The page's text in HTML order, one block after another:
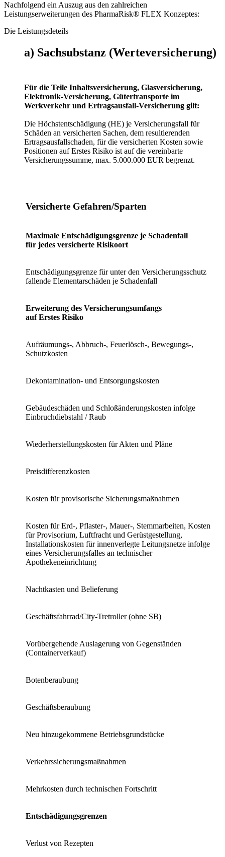
Nachfolgend ein Auszug aus den zahlreichen
Leistungserweiterungen des PharmaRisk® FLEX Konzeptes:
Die Leistungsdeteils
a) Sachsubstanz (Werteversicherung)
Für die Teile Inhaltsversicherung, Glasversicherung,
Elektronik-Versicherung, Gütertransporte im
Werkverkehr und Ertragsausfall-Versicherung gilt:
Die Höchstentschädigung (HE) je Versicherungsfall für
Schäden an versicherten Sachen, dem resultierenden
Ertragsausfallschaden, für die versicherten Kosten sowie
Positionen auf Erstes Risiko ist auf die vereinbarte
Versicherungssumme, max. 5.000.000 EUR begrenzt.
Versicherte Gefahren/Sparten
Maximale Entschädigungsgrenze je Schadenfall
für jedes versicherte Risikoort
Entschädigungsgrenze für unter den Versicherungsschutz
fallende Elementarschäden je Schadenfall
Erweiterung des Versicherungsumfangs
auf Erstes Risiko
Aufräumungs-, Abbruch-, Feuerlösch-, Bewegungs-,
Schutzkosten
Dekontamination- und Entsorgungskosten
Gebäudeschäden und Schloßänderungskosten infolge
Einbruchdiebstahl / Raub
Wiederherstellungskosten für Akten und Pläne
Preisdifferenzkosten
Kosten für provisorische Sicherungsmaßnahmen
Kosten für Erd-, Pflaster-, Mauer-, Stemmarbeiten, Kosten
für Provisorium, Luftfracht und Gerüstgestellung,
Installationskosten für innenverlegte Leitungsnetze infolge
eines Versicherungsfalles an technischer
Apothekeneinrichtung
Nachtkasten und Belieferung
Geschäftsfahrrad/City-Tretroller (ohne SB)
Vorübergehende Auslagerung von Gegenständen
(Containerverkauf)
Botenberaubung
Geschäftsberaubung
Neu hinzugekommene Betriebsgrundstücke
Verkehrssicherungsmaßnahmen
Mehrkosten durch technischen Fortschritt
Entschädigungsgrenzen
Verlust von Rezepten